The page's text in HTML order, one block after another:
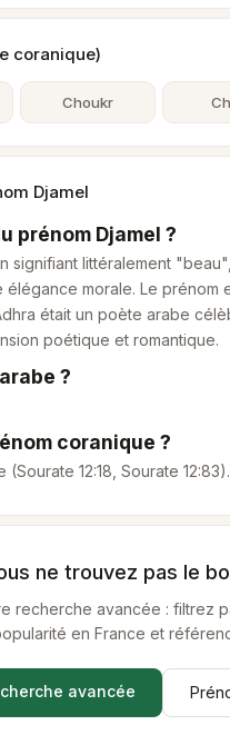
coranique)
Choukr
Djamel
prénom Djamel ?
signifiant littéralement
morale. Le prénom
était un poète arabe
poétique et romantique.
?
coranique ?
12:18, Sourate 12:83).
ne trouvez pas le
recherche avancée : filtrez
en France et
avancée